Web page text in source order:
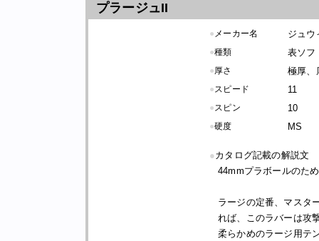
プラージュII
● メーカー名 ジュウ
●種類 表ソフ
●厚さ 極厚、
●スピード 11
●スピン 10
●硬度 MS
●カタログ記載の解説文
44mmプラボールのた
ラージの定番、マスタ
れば、このラバーは攻
柔らかめのラージ用テ